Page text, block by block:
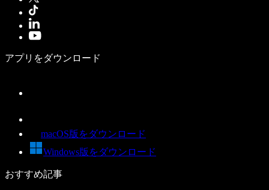
アプリをダウンロード
macOS版をダウンロード
Windows版をダウンロード
おすすめ記事